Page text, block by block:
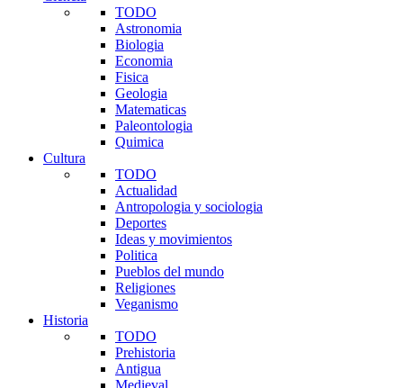
TODO
Astronomia
Biologia
Economia
Fisica
Geologia
Matematicas
Paleontologia
Quimica
Cultura
TODO
Actualidad
Antropologia y sociologia
Deportes
Ideas y movimientos
Politica
Pueblos del mundo
Religiones
Veganismo
Historia
TODO
Prehistoria
Antigua
Medieval